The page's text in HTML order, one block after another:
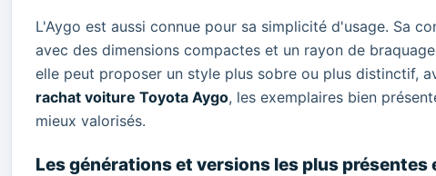
L'Aygo est aussi connue pour sa simplicité d'usage. Sa
avec des dimensions compactes et un rayon de
elle peut proposer un style plus sobre ou plus distinctif,
rachat voiture Toyota Aygo, les exemplaires bien
mieux valorisés.
Les générations et versions les plus présentes